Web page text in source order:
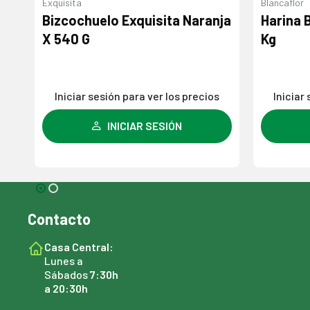
Exquisita
Bizcochuelo Exquisita Naranja
X 540 G
Iniciar sesión para ver los precios
INICIAR SESIÓN
Blancaflor
Harina
Kg
Iniciar
Contacto
Casa Central:
Lunes a
Sábados7:30h
a 20:30h